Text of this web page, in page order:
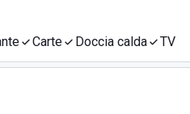
Carte Doccia calda TV